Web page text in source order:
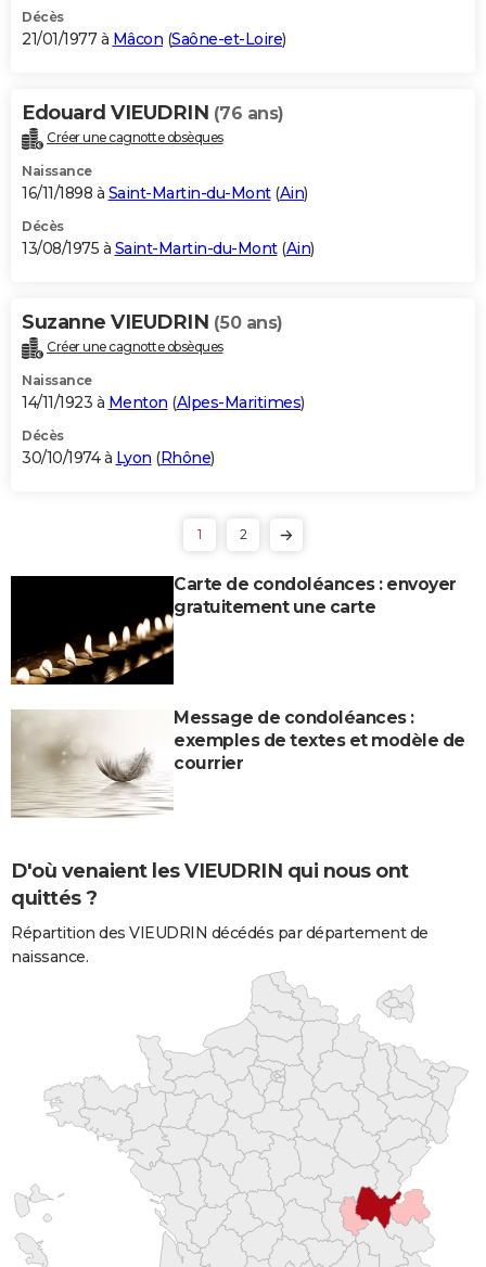
Décès
21/01/1977 à Mâcon (Saône-et-Loire)
Edouard VIEUDRIN (76 ans)
Créer une cagnotte obsèques
Naissance
16/11/1898 à Saint-Martin-du-Mont(Ain)
Décès
13/08/1975 à Saint-Martin-du-Mont(Ain)
Suzanne VIEUDRIN (50 ans)
Créer une cagnotte obsèques
Naissance
14/11/1923 à Menton (Alpes-Maritimes)
Décès
30/10/1974 à Lyon (Rhône)
1 2
Carte de condoléances : envoyer
gratuitement une carte
Message de condoléances :
exemples de textes et modèle de
courrier
D'où venaient les VIEUDRIN qui nous ont
quittés ?
Répartition des VIEUDRIN décédés par département de
naissance.